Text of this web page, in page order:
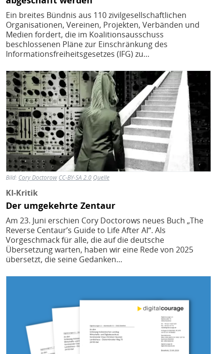
Ein breites Bündnis aus 110 zivilgesellschaftlichen
Organisationen, Vereinen, Projekten, Verbänden und
Medien fordert, die im Koalitionsausschuss
beschlossenen Pläne zur Einschränkung des
Informationsfreiheitsgesetzes (IFG) zu…
Bild
Bild: Cory Doctorow CC-BY-SA 2.0 Quelle
KI-Kritik
Der umgekehrte Zentaur
Am 23. Juni erschien Cory Doctorows neues Buch „The
Reverse Centaur’s Guide to Life After AI“. Als
Vorgeschmack für alle, die auf die deutsche
Übersetzung warten, haben wir eine Rede von 2025
übersetzt, die seine Gedanken…
Bild